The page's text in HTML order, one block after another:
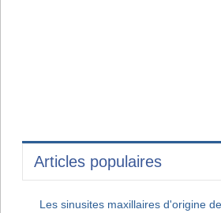
Articles populaires
Les sinusites maxillaires d'origine